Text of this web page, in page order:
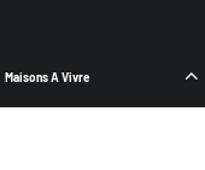
Maisons A Vivre